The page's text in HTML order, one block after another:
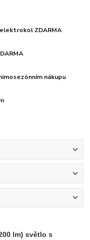
ZDARMA
nákupu
lm) světlo s